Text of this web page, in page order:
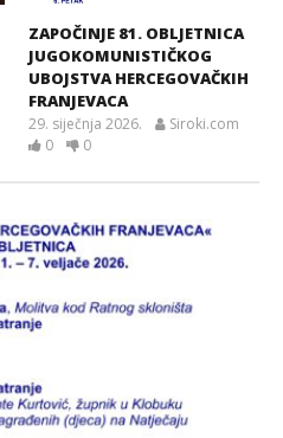
ZAPOČINJE 81. OBLJETNICA
JUGOKOMUNISTIČKOG
UBOJSTVA HERCEGOVAČKIH
FRANJEVACA
29. siječnja 2026.
Siroki.com
0
0